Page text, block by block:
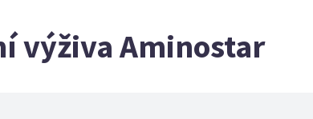
výživa Aminostar